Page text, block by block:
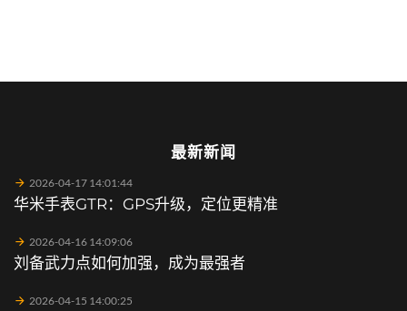
最新新闻
2026-04-17 14:01:44
华米手表GTR：GPS升级，定位更精准
2026-04-16 14:09:06
刘备武力点如何加强，成为最强者
2026-04-15 14:00:25